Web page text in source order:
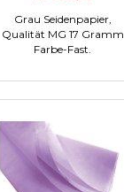
Grau Seidenpapier,
Qualität MG 17 Gramm
Farbe-Fast.